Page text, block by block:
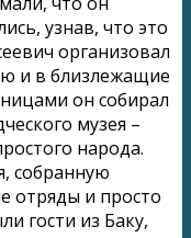
узнав, что это
организовал
и в близлежащие
он собирал
музея –
народа.
собранную
отряды и просто
гости из Баку,